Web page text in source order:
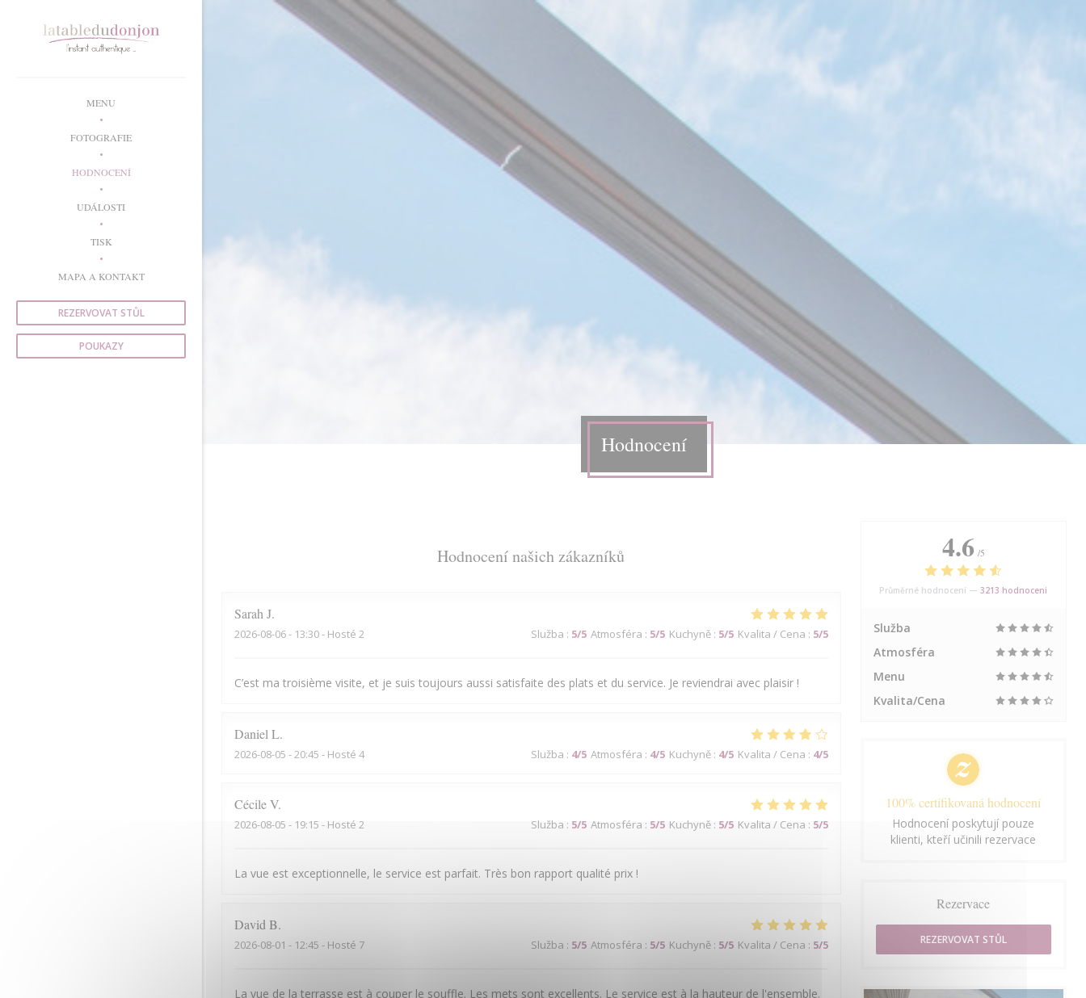
MENU
FOTOGRAFIE
HODNOCENÍ
UDÁLOSTI
TISK
MAPA A KONTAKT
REZERVOVAT STŮL
POUKAZY
Hodnocení
Hodnocení našich zákazníků
Sarah J
2026-08-06- 13:30 - Hosté 2 Služba : 5/5 Atmosféra : 5/5 Kuchyně: 5/5 Kvalita / Cena : 5/5
C’est ma troisième visite, et je suis toujours aussi satisfaite des plats et du service. Je reviendrai avec plaisir !
Daniel L
2026-08-05 - 20:45 - Hosté 4 Služba : 4/5 Atmosféra : 4/5 Kuchyně: 4/5 Kvalita / Cena : 4/5
CécileV
2026-08-05 - 19:15 - Hosté 2 Služba : 5/5 Atmosféra : 5/5 Kuchyně: 5/5 Kvalita / Cena : 5/5
La vue est exceptionnelle, le service est parfait. Très bon rapport qualité prix !
David B
2026-08-01 - 12:45 - Hosté 7 Služba : 5/5 Atmosféra : 5/5 Kuchyně: 5/5 Kvalita / Cena : 5/5
La vue de la terrasse est à couper le souffle. Les mets sont excellents. Le service est à la hauteur de l'ensemble.
4.6 /5
Průměrné hodnocení —3213 hodnoceni
Služba
Atmosféra
Menu
Kvalita/Cena
100% certifikovaná hodnocení
Hodnocení poskytují pouze
klienti, kteří učinili rezervace
Rezervace
REZERVOVAT STŮL